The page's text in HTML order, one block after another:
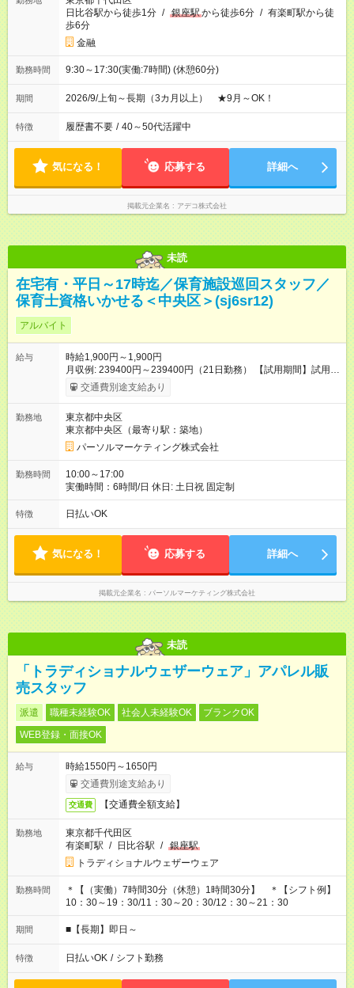
日比谷駅から徒歩1分 / 銀座駅から徒歩6分 / 有楽町駅から徒
歩6分
金融
勤務時間 9:30～17:30(実働:7時間) (休憩60分)
期間 2026/9/上旬～長期（3カ月以上） ★9月～OK！
特徴 履歴書不要 / 40～50代活躍中
気になる！ 応募する 詳細へ
掲載元企業名 アデコ株式会社
未読
在宅有・平日～17時迄／保育施設巡回スタッフ／
保育士資格いかせる＜中央区＞(sj6sr12)
アルバイト
給与
時給1,900円～1,900円
月収例: 239400円～239400円（21日勤務） 【試用期間】試用期
間なし交通費別途支給あり
勤務地
東京都中央区
東京都中央区（最寄り駅：築地）
パーソルマーケティング株式会社
勤務時間
10:00～17:00
実働時間：6時間/日 休日: 土日祝 固定制
特徴 日払いOK
気になる！ 応募する 詳細へ
掲載元企業名 パーソルマーケティング株式会社
未読
「トラディショナルウェザーウェア」アパレル販
売スタッフ
派遣 職種未経験OK 社会人未経験OK
ブランクOK
WEB登録・面接OK
給与
時給1550円～1650円
交通費別途支給あり
交通費 【交通費全額支給】
勤務地
東京都千代田区
有楽町駅 / 日比谷駅 / 銀座駅
トラディショナルウェザーウェア
勤務時間
＊【（実働）7時間30分（休憩）1時間30分】 ＊【シフト例】
10：30～19：30/11：30～20：30/12：30～21：30
期間 ■【長期】即日～
特徴 日払いOK / シフト勤務